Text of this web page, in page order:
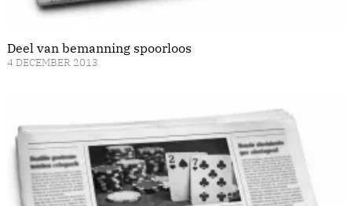
Deel van bemanning spoorloos
4 DECEMBER 2013